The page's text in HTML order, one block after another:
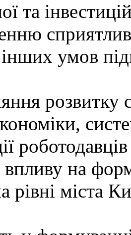
та
умов
розвитку
на
рівні міста